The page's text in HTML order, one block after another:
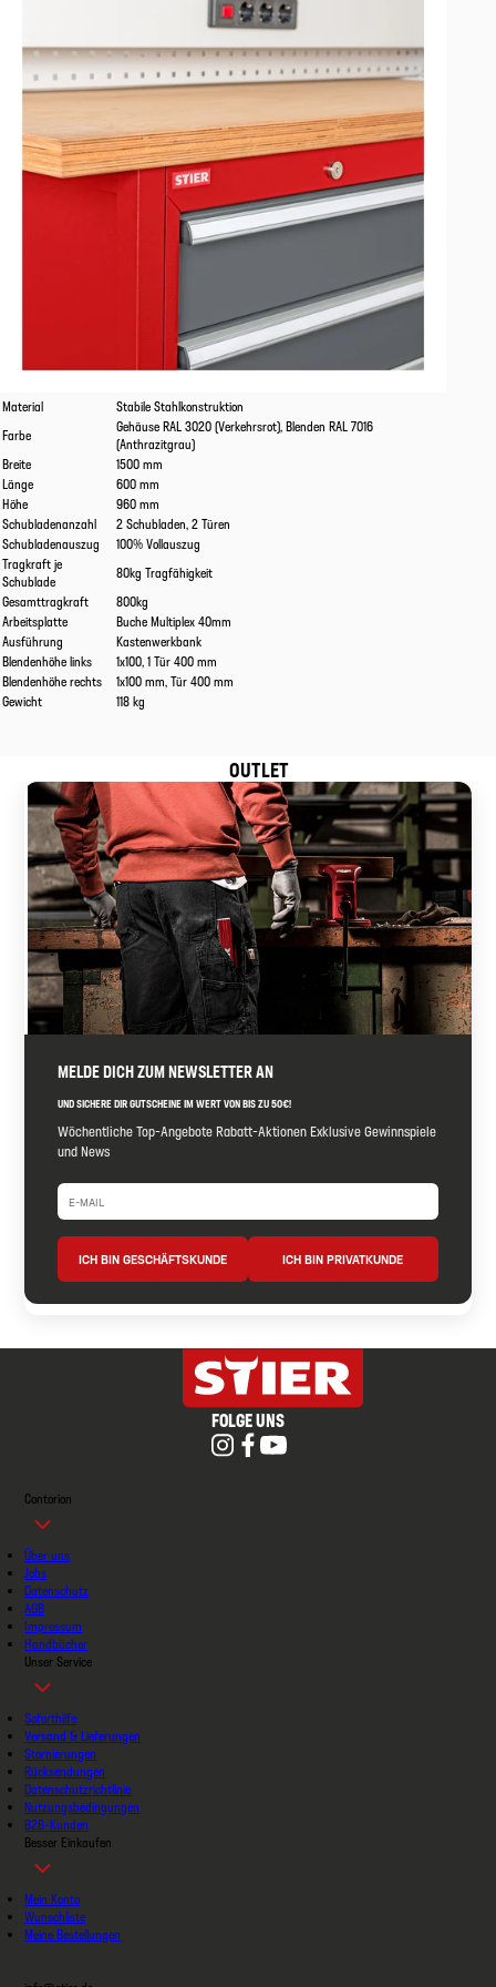
Eigenschaften
Material
Stabile Stahlkonstruktion
Farbe
Gehäuse RAL 3020 (Verkehrsrot), Blenden RAL 7016
(Anthrazitgrau)
Breite
1500 mm
Länge
600 mm
Höhe
960 mm
Schubladenanzahl
2 Schubladen, 2 Türen
Schubladenauszug
100% Vollauszug
Tragkraft je
Schublade
80kg Tragfähigkeit
Gesamttragkraft
800kg
Arbeitsplatte
Buche Multiplex 40mm
Ausführung
Kastenwerkbank
Blendenhöhe links
1x100, 1 Tür 400 mm
Blendenhöhe rechts
1x100 mm, Tür 400 mm
Gewicht
118 kg
OUTLET
MELDE DICH ZUM NEWSLETTER AN
UND SICHERE DIR GUTSCHEINE IM WERT VON BIS ZU 50€!
Wöchentliche Top-Angebote Rabatt-Aktionen Exklusive Gewinnspiele
und News
ICH BIN GESCHÄFTSKUNDE ICH BIN PRIVATKUNDE
FOLGE UNS
Contorion
Über uns
Jobs
Datenschutz
AGB
Impressum
Handbücher
Unser Service
Soforthilfe
Versand & Lieferungen
Stornierungen
Rücksendungen
Datenschutzrichtlinie
Nutzungsbedingungen
B2B-Kunden
Besser Einkaufen
Mein Konto
Wunschliste
Meine Bestellungen